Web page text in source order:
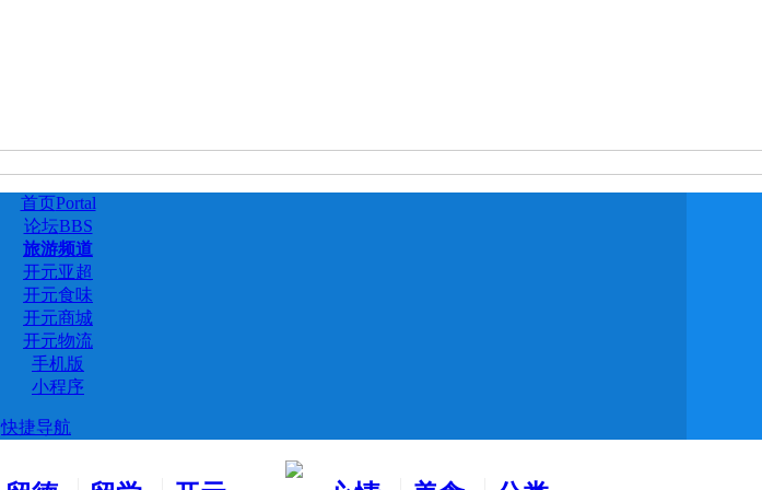
首页Portal
论坛BBS
旅游频道
开元亚超
开元食味
开元商城
开元物流
手机版
小程序
快捷导航